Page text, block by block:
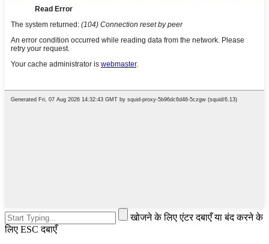
खोजने के लिए एंटर दबाएँ या बंद करने के
लिए ESC दबाएँ